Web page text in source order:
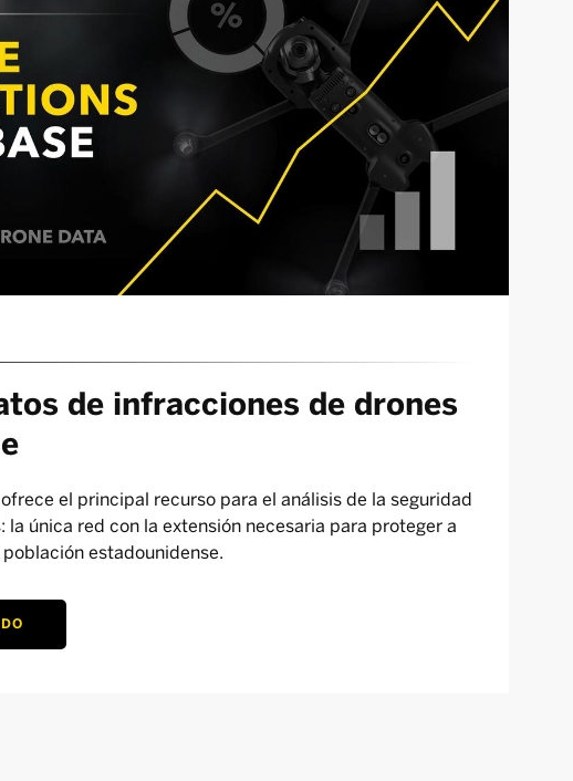
de infracciones de drones
el principal recurso para el análisis de la seguridad
la única red con la extensión necesaria para proteger a
estadounidense.